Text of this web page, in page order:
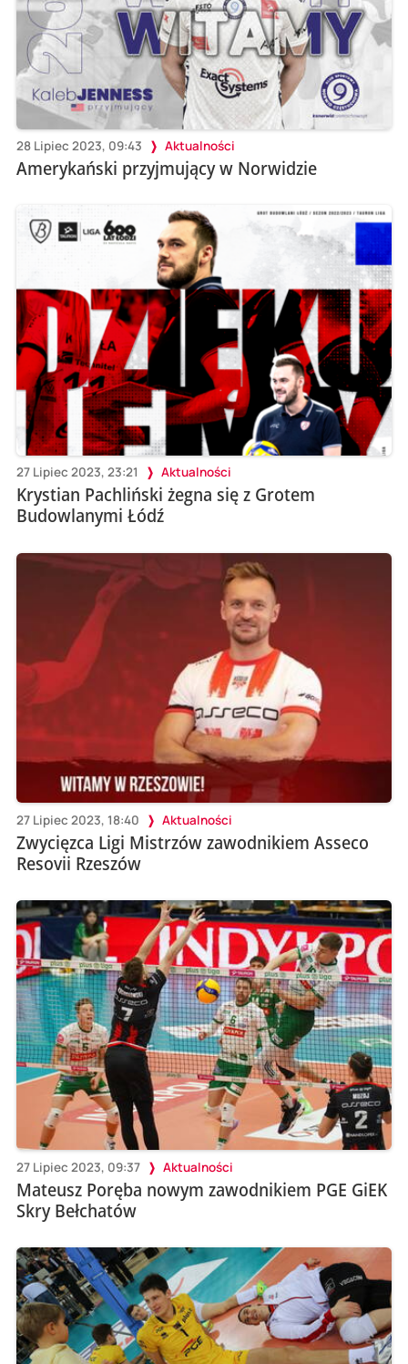
28 Lipiec 2023, 09:43 Aktualności
Amerykański przyjmujący w Norwidzie
27 Lipiec 2023, 23:21 Aktualności
Krystian Pachliński żegna się z Grotem
Budowlanymi Łódź
27 Lipiec 2023, 18:40 Aktualności
Zwycięzca Ligi Mistrzów zawodnikiem Asseco
Resovii Rzeszów
27 Lipiec 2023, 09:37 Aktualności
Mateusz Poręba nowym zawodnikiem PGE GiEK
Skry Bełchatów